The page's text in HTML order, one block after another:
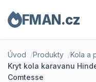
FMAN.cz
Úvod Produkty Kola a
Kryt kola karavanu
Comtesse